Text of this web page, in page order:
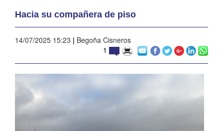
Hacia su compañera de piso
14/07/2025 15:23 | Begoña Cisneros
1